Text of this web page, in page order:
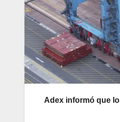
Adex informó que